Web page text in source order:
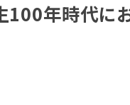
100年時代に